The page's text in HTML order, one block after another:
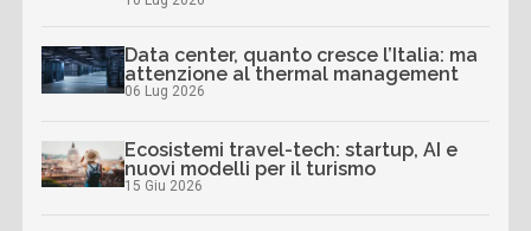
Data center, quanto cresce l’Italia: ma
attenzione al thermal management
06 Lug 2026
Ecosistemi travel-tech: startup, AI e
nuovi modelli per il turismo
15 Giu 2026